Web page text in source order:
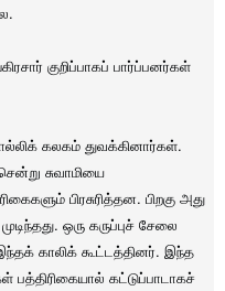
குறிப்பாகப் பார்ப்பனர்கள்
கலகம் துவக்கினார்கள்.
சுவாமியை
பிரசுரித்தன. பிறகு அது
ஒரு கருப்புச் சேலை
காலிக் கூட்டத்தினர். இந்த
பத்திரிகையால் கட்டுப்பாடாகச்